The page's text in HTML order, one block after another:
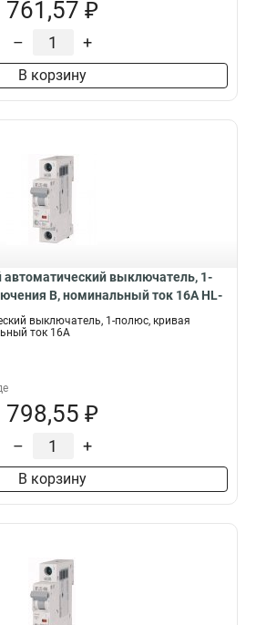
761,57 ₽
– +
В корзину
выключатель, 1-
B, номинальный ток 16А HL-
выключатель, 1-полюс, кривая
ток 16А
798,55 ₽
– +
В корзину